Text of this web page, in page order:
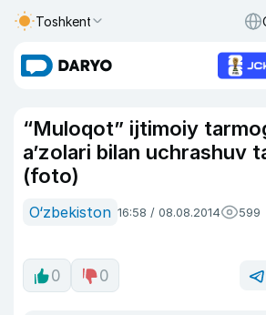
Toshkent
“Muloqot” ijtimoiy
a’zolari bilan uchrashuv
(foto)
O‘zbekiston 16:58 / 08.08.2014 599
0 0